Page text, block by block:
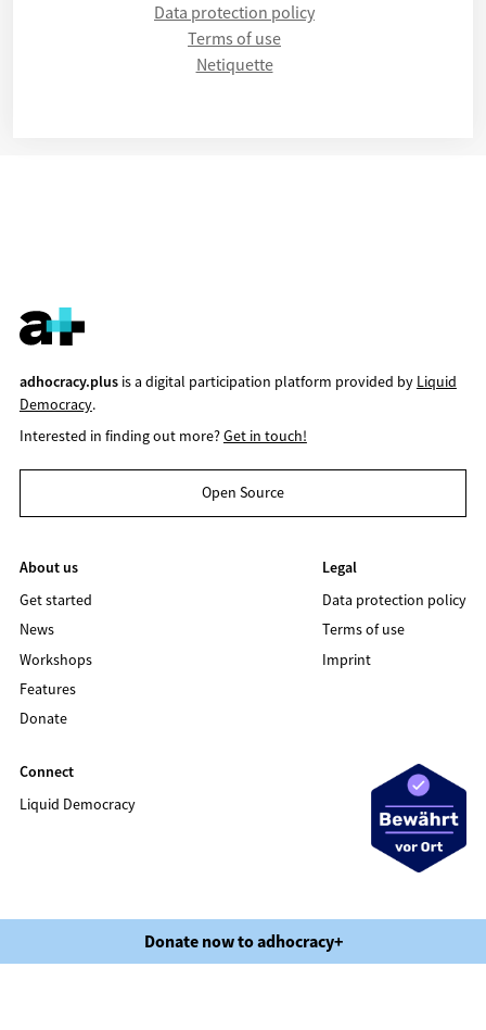
Data protection policy
Terms of use
Netiquette
adhocracy.plusis a digital participation platform provided by Liquid
Democracy.
Interested in finding out more?Get in touch!
Open Source
About us
Get started
News
Workshops
Features
Donate
Legal
Data protection policy
Terms of use
Imprint
Connect
Liquid Democracy
©2020 LIQUID DEMOCRACY
Data protection policy
Terms of use Imprint
Donate now to adhocracy+